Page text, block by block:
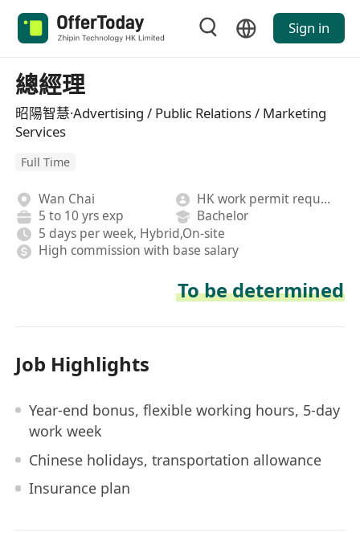
Sign in
總經理
昭陽智慧·Advertising / Public Relations / Marketing
Services
Full Time
Wan Chai
HK work permit required
5 to 10 yrs exp
Bachelor
5 days per week, Hybrid,On-site
High commission with base salary
To be determined
Job Highlights
Year-end bonus, flexible working hours, 5-day
work week
Chinese holidays, transportation allowance
Insurance plan